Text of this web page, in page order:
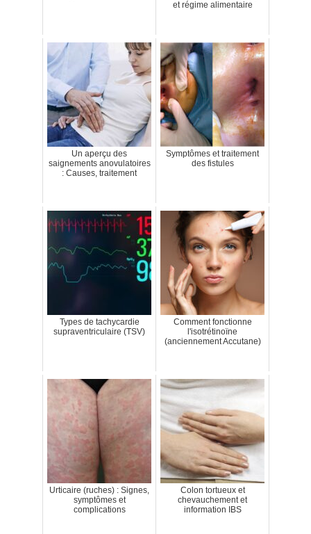
et régime alimentaire
Un aperçu des
saignements anovulatoires
: Causes, traitement
Symptômes et traitement
des fistules
Types de tachycardie
supraventriculaire (TSV)
Comment fonctionne
l'isotrétinoïne
(anciennement Accutane)
Urticaire (ruches) : Signes,
symptômes et
complications
Colon tortueux et
chevauchement et
information IBS